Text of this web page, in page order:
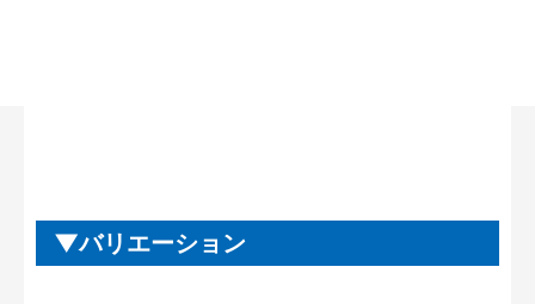
バリエーション